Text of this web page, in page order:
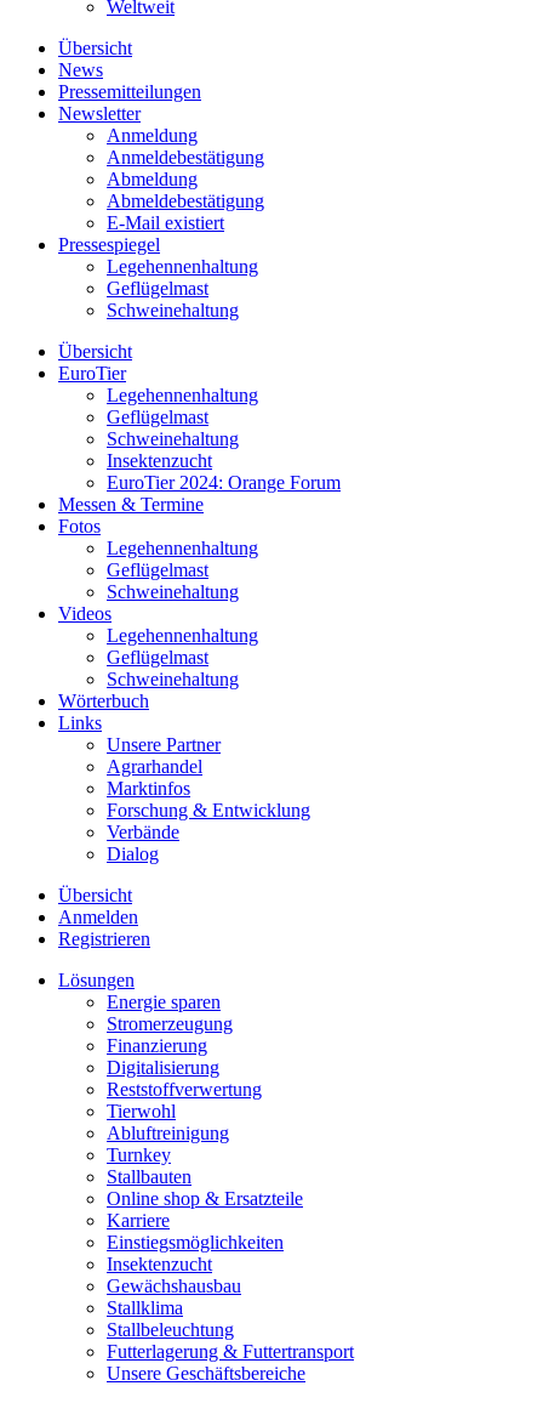
Weltweit
Übersicht
News
Pressemitteilungen
Newsletter
Anmeldung
Anmeldebestätigung
Abmeldung
Abmeldebestätigung
E-Mail existiert
Pressespiegel
Legehennenhaltung
Geflügelmast
Schweinehaltung
Übersicht
EuroTier
Legehennenhaltung
Geflügelmast
Schweinehaltung
Insektenzucht
EuroTier 2024: Orange Forum
Messen & Termine
Fotos
Legehennenhaltung
Geflügelmast
Schweinehaltung
Videos
Legehennenhaltung
Geflügelmast
Schweinehaltung
Wörterbuch
Links
Unsere Partner
Agrarhandel
Marktinfos
Forschung & Entwicklung
Verbände
Dialog
Übersicht
Anmelden
Registrieren
Lösungen
Energie sparen
Stromerzeugung
Finanzierung
Digitalisierung
Reststoffverwertung
Tierwohl
Abluftreinigung
Turnkey
Stallbauten
Online shop & Ersatzteile
Karriere
Einstiegsmöglichkeiten
Insektenzucht
Gewächshausbau
Stallklima
Stallbeleuchtung
Futterlagerung & Futtertransport
Unsere Geschäftsbereiche